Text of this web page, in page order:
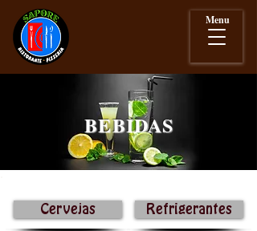
Menu
BEBIDAS
Cervejas Refrigerantes